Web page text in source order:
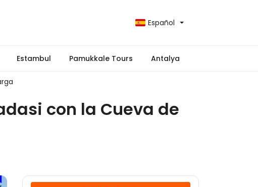
Español
Estambul Pamukkale Tours Antalya
con la Cueva de